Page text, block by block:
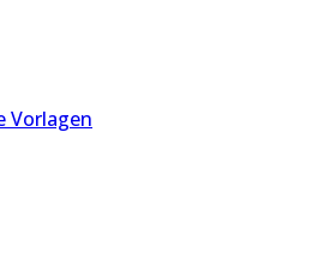
Vorlagen